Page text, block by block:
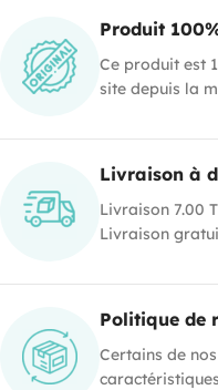
Produit
Ce produit est
site depuis la
Livraison à
Livraison 7.00
Livraison
Politique de
Certains de